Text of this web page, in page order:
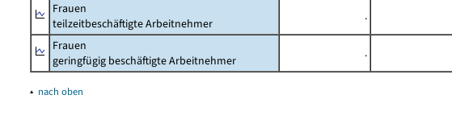
Frauen
teilzeitbeschäftigte Arbeitnehmer
.
Frauen
geringfügig beschäftigte Arbeitnehmer
.
▴ nach oben